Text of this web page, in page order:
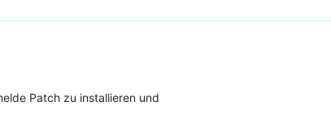
Patch zu installieren und